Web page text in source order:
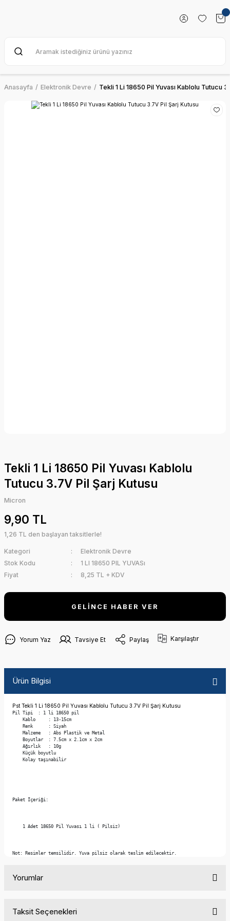
Anasayfa Elektronik Devre Tekli 1 Li 18650 Pil Yuvası Kablolu Tutucu
Tekli 1 Li 18650 Pil Yuvası Kablolu
Tutucu 3.7V Pil Şarj Kutusu
Micron
9,90 TL
1,26 TL den başlayan taksitlerle!
Kategori
Elektronik Devre
Stok Kodu
1 LI 18650 PIL YUVASı
Fiyat
8,25 TL + KDV
GELİNCE HABER VER
Yorum Yaz Tavsiye Et Paylaş Karşılaştır
Ürün Bilgisi
Pst Tekli 1 Li 18650 Pil Yuvası Kablolu Tutucu 3.7V Pil Şarj Kutusu
Pil Tipi  : 1 li 18650 pil
    Kablo     : 13-15cm
    Renk      : Siyah
    Malzeme   : Abs Plastik ve Metal
    Boyutlar  : 7.5cm x 2.1cm x 2cm
    Ağırlık   : 10g
    Küçük boyutlu
    Kolay taşınabilir
Paket İçeriği:
    1 Adet 18650 Pil Yuvası 1 li ( Pilsiz)
Not: Resimler temsilidir. Yuva pilsiz olarak teslim edilecektir.
Yorumlar
Taksit Seçenekleri